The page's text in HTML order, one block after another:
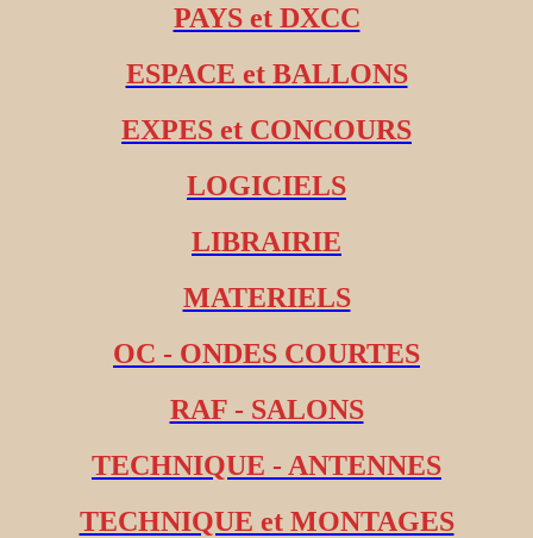
PAYS et DXCC
ESPACE et BALLONS
EXPES et CONCOURS
LOGICIELS
LIBRAIRIE
MATERIELS
OC - ONDES COURTES
RAF - SALONS
TECHNIQUE - ANTENNES
TECHNIQUE et MONTAGES